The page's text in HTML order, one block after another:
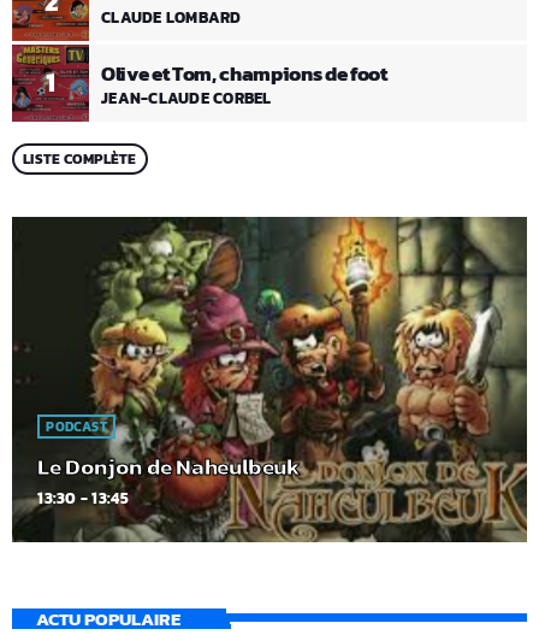
1 Olive et Tom, champions de foot
JEAN-CLAUDE CORBEL
CLAUDE LOMBARD
LISTE COMPLÈTE
PODCAST
Le Donjon de Naheulbeuk
13:30 - 13:45
ACTU POPULAIRE